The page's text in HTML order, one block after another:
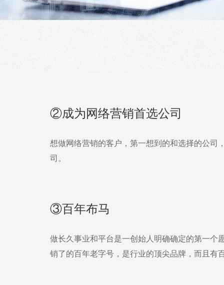
②成为网络营销首选公司
想做网络营销的客户，第一想到的和选择的公司
司。
③百年布马
做长久事业和平台是一创始人明确确定的第一个
销了的百年老字号，是行业的顶尖品牌，而且有